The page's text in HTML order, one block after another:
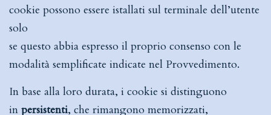
cookie possono essere istallati sul terminale dell’utente
solo
se questo abbia espresso il proprio consenso con le
modalità semplificate indicate nel Provvedimento.
In base alla loro durata, i cookie si distinguono
in persistenti, che rimangono memorizzati,